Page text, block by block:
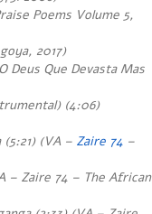
Poems Volume 5,
2017)
Deus Que Devasta Mas
(4:06)
(VA – Zaire 74 –
– Zaire 74 – The African